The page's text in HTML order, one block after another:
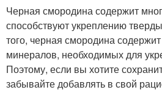
Черная смородина содержит
способствуют укреплению
того, черная смородина
минералов, необходимых для
Поэтому, если вы хотите
забывайте добавлять в свой